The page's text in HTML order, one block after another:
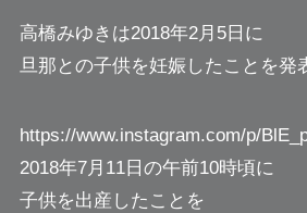
高橋みゆきは2018年2月5日に
旦那との子供を妊娠したことを発
https://www.instagram.com/p/
2018年7月11日の午前10時頃に
子供を出産したことを